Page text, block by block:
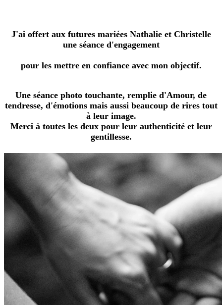
J'ai offert aux futures mariées Nathalie et Christelle
une séance d'engagement
pour les mettre en confiance avec mon objectif.
Une séance photo touchante, remplie d'Amour, de
tendresse, d'émotions mais aussi beaucoup de rires tout
à leur image.
Merci à toutes les deux pour leur authenticité et leur
gentillesse.